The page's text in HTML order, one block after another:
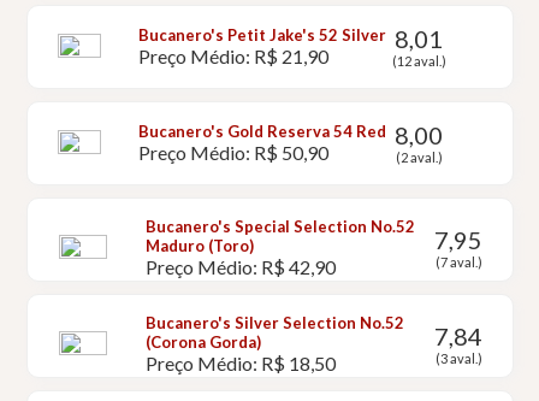
Bucanero's Petit Jake's 52 Silver
Preço Médio: R$ 21,90
8,01
(12 aval.)
Bucanero's Gold Reserva 54 Red
Preço Médio: R$ 50,90
8,00
(2 aval.)
Bucanero's Special Selection No.52
Maduro (Toro)
Preço Médio: R$ 42,90
7,95
(7 aval.)
Bucanero's Silver Selection No.52
(Corona Gorda)
Preço Médio: R$ 18,50
7,84
(3 aval.)